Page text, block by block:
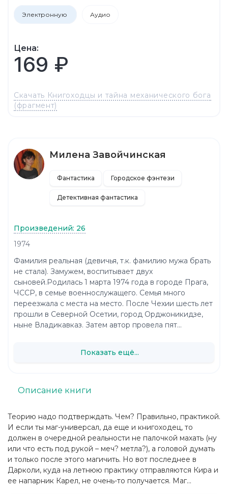
Электронную Аудио
Цена:
169 ₽
Скачать Книгоходцы и тайна механического бога
(фрагмент)
Теорию надо подтверждать. Чем? Правильно, практикой.
И если ты маг-универсал, да еще и книгоходец, то
должен в очередной реальности не палочкой махать (ну
или что есть под рукой – меч? метла?), а головой думать
и только после этого магичить. Но вот последнее в
Дарколи, куда на летнюю практику отправляются Кира и
ее напарник Карел, не очень-то получается. Маг...
Описание книги
Милена Завойчинская
Фантастика Городское фэнтези
Детективная фантастика
Произведений: 26
1974
Фамилия реальная (девичья, т.к. фамилию мужа брать
не стала). Замужем, воспитывает двух
сыновей.Родилась 1 марта 1974 года в городе Прага,
ЧССР, в семье военнослужащего. Семья много
переезжала с места на место. После Чехии шесть лет
прошли в Северной Осетии, город Орджоникидзе,
ныне Владикавказ. Затем автор провела пят...
Показать ещё...